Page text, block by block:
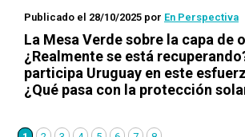
Publicado el 28/10/2025 por En Perspectiva
La Mesa Verde sobre la capa de
¿Realmente se está
participa Uruguay en este
¿Qué pasa con la protección